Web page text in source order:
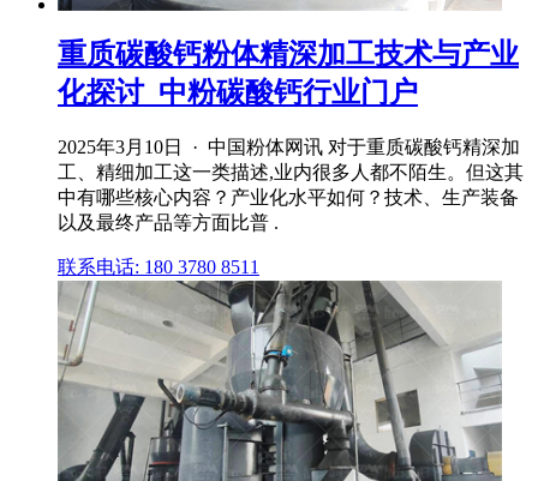
重质碳酸钙粉体精深加工技术与产业
化探讨_中粉碳酸钙行业门户
2025年3月10日 · 中国粉体网讯 对于重质碳酸钙精深加
工、精细加工这一类描述,业内很多人都不陌生。但这其
中有哪些核心内容？产业化水平如何？技术、生产装备
以及最终产品等方面比普 .
联系电话: 180 3780 8511